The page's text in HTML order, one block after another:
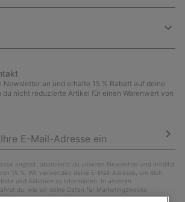
Newsletter an und erhalte 15 % Rabatt auf deine
du nicht reduzierte Artikel für einen Warenwert von
angibst, abonnierst du unseren Newsletter und erhältst
15 %. Wir verwenden deine E-Mail-Adresse, um dich
und Aktionen zu informieren. In unseren
du, wie wir deine Daten für Marketingzwecke
Zustimmung widerrufen kannst.